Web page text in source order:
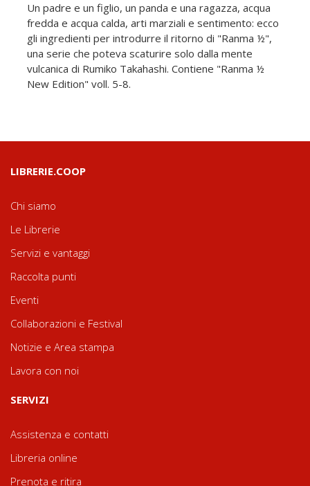
Un padre e un figlio, un panda e una ragazza, acqua
fredda e acqua calda, arti marziali e sentimento: ecco
gli ingredienti per introdurre il ritorno di "Ranma ½",
una serie che poteva scaturire solo dalla mente
vulcanica di Rumiko Takahashi. Contiene "Ranma ½
New Edition" voll. 5-8.
LIBRERIE.COOP
Chi siamo
Le Librerie
Servizi e vantaggi
Raccolta punti
Eventi
Collaborazioni e Festival
Notizie e Area stampa
Lavora con noi
SERVIZI
Assistenza e contatti
Libreria online
Prenota e ritira